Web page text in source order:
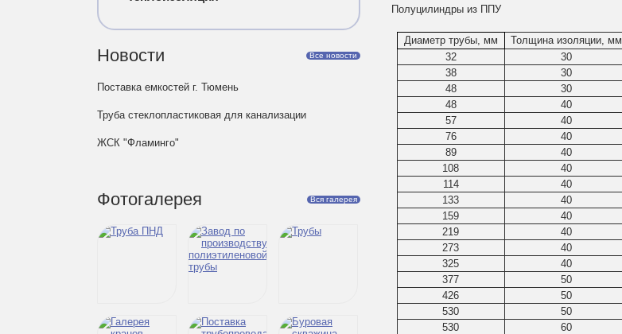
Новости Все новости
Поставка емкостей г. Тюмень
Труба стеклопластиковая для канализации
ЖСК "Фламинго"
Фотогалерея Вся галерея
Полуцилиндры из ППУ
Диаметр трубы, мм Толщина изоляции, мм
32
30
38
30
48
30
48
40
57
40
76
40
89
40
108
40
114
40
133
40
159
40
219
40
273
40
325
40
377
50
426
50
530
50
530
60